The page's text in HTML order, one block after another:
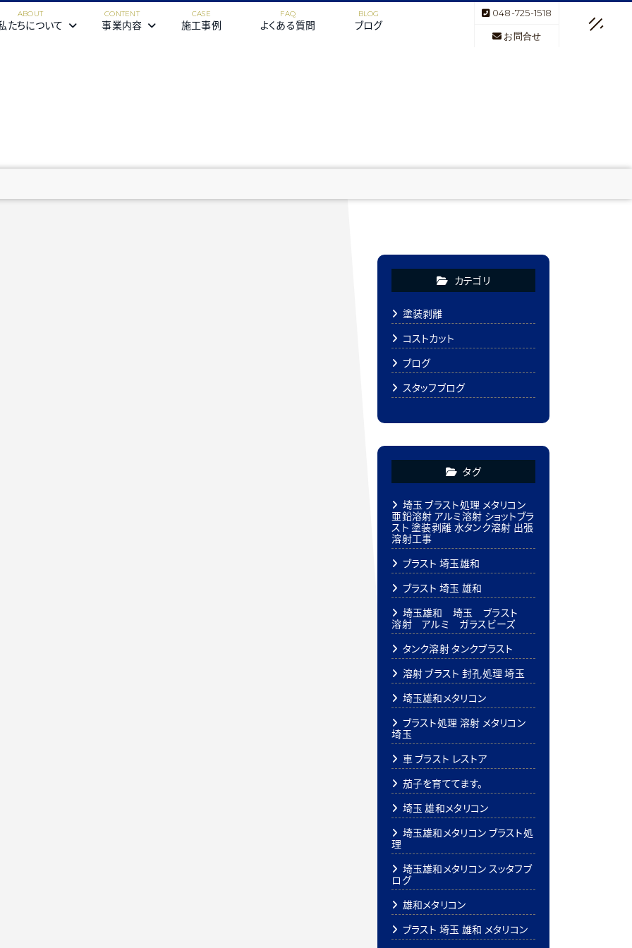
たちについて 事業内容 施工事例 よくある質問 ブログ
048-725-1518
お問合せ
カテゴリ
塗装剥離
コストカット
ブログ
スタッフブログ
タグ
埼玉 ブラスト処理 メタリコン
亜鉛溶射 アルミ溶射 ショットブラ
スト 塗装剥離 水タンク溶射 出張
溶射工事
ブラスト 埼玉雄和
ブラスト 埼玉 雄和
埼玉雄和 埼玉 ブラスト
溶射 アルミ ガラスビーズ
タンク溶射 タンクブラスト
溶射 ブラスト 封孔処理 埼玉
埼玉雄和メタリコン
ブラスト処理 溶射 メタリコン
埼玉
車 ブラスト レストア
茄子を育ててます。
埼玉 雄和メタリコン
埼玉雄和メタリコン ブラスト処
理
埼玉雄和メタリコン スッタフブ
ログ
雄和メタリコン
ブラスト 埼玉 雄和 メタリコン